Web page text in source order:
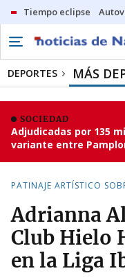
Tiempo eclipse
DEPORTES MÁS
SOCIEDAD
Adjudicadas por 135
variante entre
PATINAJE ARTÍSTICO
Adrianna
Club Hielo
en la Liga